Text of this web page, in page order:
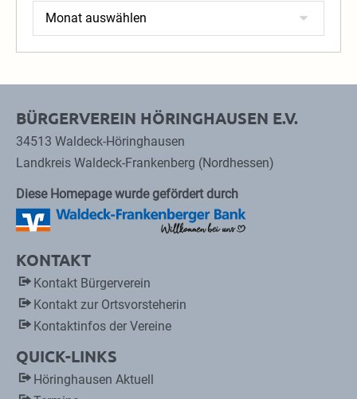
Archiv
BÜRGERVEREIN HÖRINGHAUSEN E.V.
34513 Waldeck-Höringhausen
Landkreis Waldeck-Frankenberg (Nordhessen)
Diese Homepage wurde gefördert durch
KONTAKT
Kontakt Bürgerverein
Kontakt zur Ortsvorsteherin
Kontaktinfos der Vereine
QUICK-LINKS
Höringhausen Aktuell